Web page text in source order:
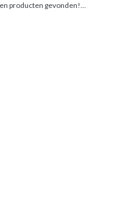
producten gevonden!...